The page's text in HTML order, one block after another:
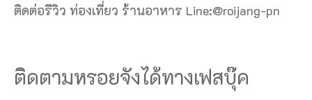
ติดต่อรีวิว ท่องเที่ยว ร้านอาหาร Line:@roijang-pn
ติดตามหรอยจังได้ทางเฟสบุ๊ค